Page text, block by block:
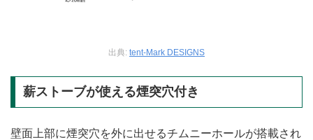
出典: tent-Mark DESIGNS
薪ストーブが使える煙突穴付き
壁面上部に煙突穴を外に出せるチムニーホールが搭載され